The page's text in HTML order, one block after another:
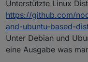
Unterstützte Linux
https://github.com/
and-ubuntu-based-
Unter Debian und
eine Ausgabe was